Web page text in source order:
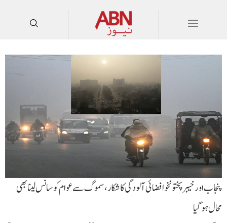
پنجاب اور خیبرپختونخوا فضائی آلودگی کا شکار، سموگ سے عوام کو سانس لینا بھی
محال ہوگیا